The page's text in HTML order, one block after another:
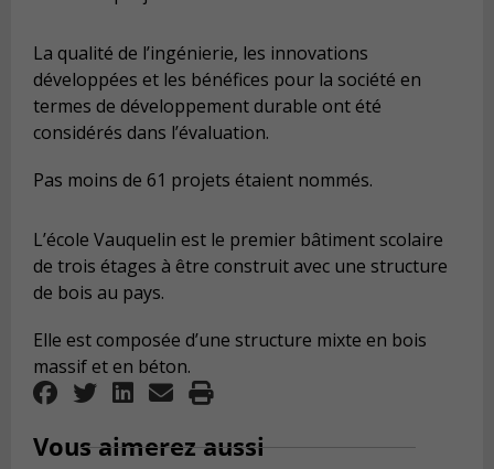
La qualité de l’ingénierie, les innovations
développées et les bénéfices pour la société en
termes de développement durable ont été
considérés dans l’évaluation.
Pas moins de 61 projets étaient nommés.
L’école Vauquelin est le premier bâtiment scolaire
de trois étages à être construit avec une structure
de bois au pays.
Elle est composée d’une structure mixte en bois
massif et en béton.
Vous aimerez aussi